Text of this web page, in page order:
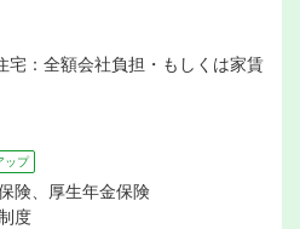
宅：全額会社負担・もしくは家賃
ップ
険、厚生年金保険
度